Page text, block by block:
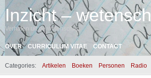
Inzicht –
Verhalen uit de wetenschap
OVER CURRICULUM VITAE CONTACT
Categories: Artikelen Boeken Personen Radio